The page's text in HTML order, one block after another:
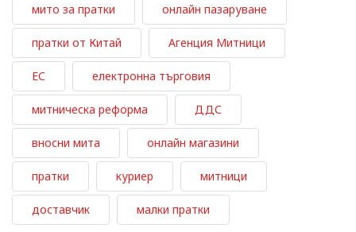
мито за пратки онлайн пазаруване
пратки от Китай Агенция Митници
ЕС електронна търговия
митническа реформа ДДС
вносни мита онлайн магазини
пратки куриер митници
доставчик малки пратки